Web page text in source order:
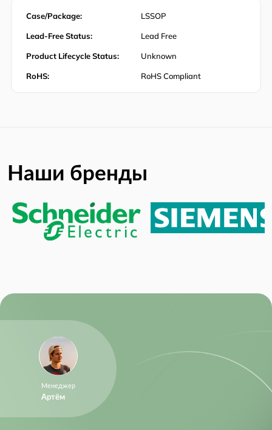
Case/Package: LSSOP
Lead-Free Status: Lead Free
Product Lifecycle Status: Unknown
RoHS: RoHS Compliant
Наши бренды
Менеджер
Артём